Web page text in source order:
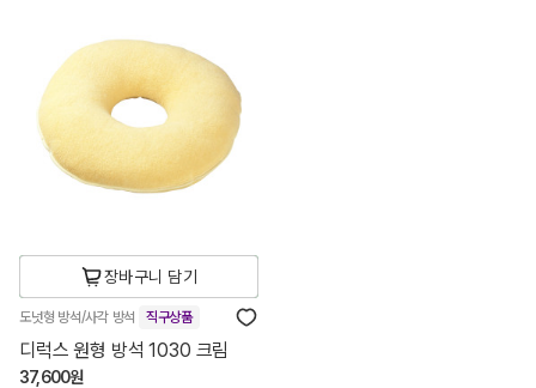
장바구니 담기
도넛형 방석/사각 방석 직구상품
디럭스 원형 방석 1030 크림
37,600원